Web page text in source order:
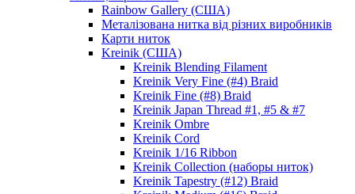
Rainbow Gallery (США)
Металізована нитка від різних виробників
Карти ниток
Kreinik (США)
Kreinik Blending Filament
Kreinik Very Fine (#4) Braid
Kreinik Fine (#8) Braid
Kreinik Japan Thread #1, #5 & #7
Kreinik Ombre
Kreinik Cord
Kreinik 1/16 Ribbon
Kreinik Collection (наборы ниток)
Kreinik Tapestry (#12) Braid